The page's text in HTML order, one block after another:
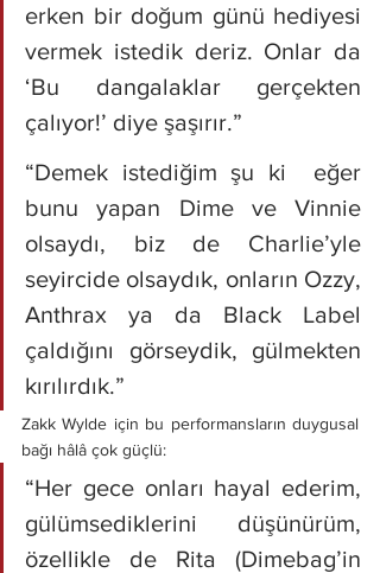
erken bir doğum günü hediyesi
vermek istedik deriz. Onlar da
‘Bu dangalaklar gerçekten
çalıyor!’ diye şaşırır.”
“Demek istediğim şu ki  eğer
bunu yapan Dime ve Vinnie
olsaydı, biz de Charlie’yle
seyircide olsaydık, onların Ozzy,
Anthrax ya da Black Label
çaldığını görseydik, gülmekten
kırılırdık.”
Zakk Wylde için bu performansların duygusal
bağı hâlâ çok güçlü:
“Her gece onları hayal ederim,
gülümsediklerini düşünürüm,
özellikle de Rita (Dimebag’in